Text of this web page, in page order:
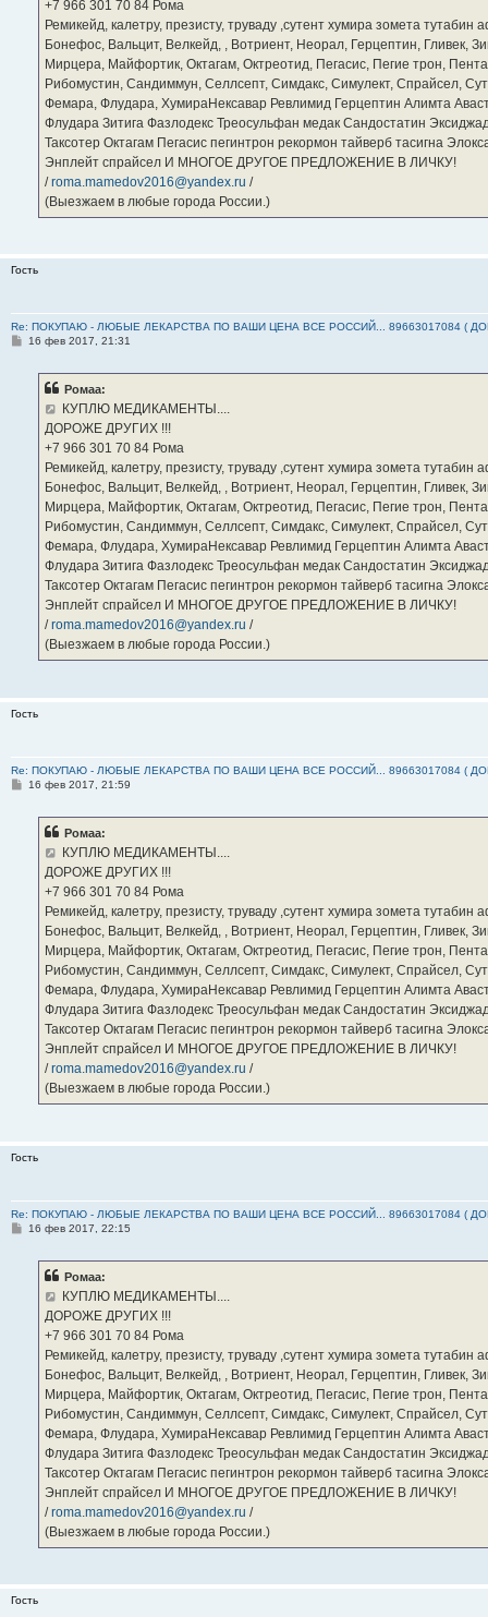
‪+7 966 301 70 84‬ Рома
Ремикейд, калетру, презисту, труваду ,сутент хумира зомета
Бонефос, Вальцит, Велкейд, , Вотриент, Неорал, Герцептин, Гливек,
Мирцера, Майфортик, Октагам, Октреотид, Пегасис, Пегие трон,
Рибомустин, Сандиммун, Селлсепт, Симдакс, Симулект, Спрайсел,
Фемара, Флудара, ХумираНексавар Ревлимид Герцептин Алимта
Флудара Зитига Фазлодекс Треосульфан медак Сандостатин
Таксотер Октагам Пегасис пегинтрон рекормон тайверб тасигна
Энплейт спрайсел И МНОГОЕ ДРУГОЕ ПРЕДЛОЖЕНИЕ В ЛИЧКУ!
/roma.mamedov2016@yandex.ru /
(Выезжаем в любые города России.)
Гость
Re: ПОКУПАЮ - ЛЮБЫЕ ЛЕКАРСТВА ПО ВАШИ ЦЕНА ВСЕ РОССИЙ... 89663017084 (
С16 фев 2017, 21:31
Ромаа:
КУПЛЮ МЕДИКАМЕНТЫ....
ДОРОЖЕ ДРУГИХ !!!
‪+7 966 301 70 84‬ Рома
Ремикейд, калетру, презисту, труваду ,сутент хумира зомета
Бонефос, Вальцит, Велкейд, , Вотриент, Неорал, Герцептин, Гливек,
Мирцера, Майфортик, Октагам, Октреотид, Пегасис, Пегие трон,
Рибомустин, Сандиммун, Селлсепт, Симдакс, Симулект, Спрайсел,
Фемара, Флудара, ХумираНексавар Ревлимид Герцептин Алимта
Флудара Зитига Фазлодекс Треосульфан медак Сандостатин
Таксотер Октагам Пегасис пегинтрон рекормон тайверб тасигна
Энплейт спрайсел И МНОГОЕ ДРУГОЕ ПРЕДЛОЖЕНИЕ В ЛИЧКУ!
/roma.mamedov2016@yandex.ru /
(Выезжаем в любые города России.)
Гость
Re: ПОКУПАЮ - ЛЮБЫЕ ЛЕКАРСТВА ПО ВАШИ ЦЕНА ВСЕ РОССИЙ... 89663017084 (
С16 фев 2017, 21:59
Ромаа:
КУПЛЮ МЕДИКАМЕНТЫ....
ДОРОЖЕ ДРУГИХ !!!
‪+7 966 301 70 84‬ Рома
Ремикейд, калетру, презисту, труваду ,сутент хумира зомета
Бонефос, Вальцит, Велкейд, , Вотриент, Неорал, Герцептин, Гливек,
Мирцера, Майфортик, Октагам, Октреотид, Пегасис, Пегие трон,
Рибомустин, Сандиммун, Селлсепт, Симдакс, Симулект, Спрайсел,
Фемара, Флудара, ХумираНексавар Ревлимид Герцептин Алимта
Флудара Зитига Фазлодекс Треосульфан медак Сандостатин
Таксотер Октагам Пегасис пегинтрон рекормон тайверб тасигна
Энплейт спрайсел И МНОГОЕ ДРУГОЕ ПРЕДЛОЖЕНИЕ В ЛИЧКУ!
/roma.mamedov2016@yandex.ru /
(Выезжаем в любые города России.)
Гость
Re: ПОКУПАЮ - ЛЮБЫЕ ЛЕКАРСТВА ПО ВАШИ ЦЕНА ВСЕ РОССИЙ... 89663017084 (
С16 фев 2017, 22:15
Ромаа:
КУПЛЮ МЕДИКАМЕНТЫ....
ДОРОЖЕ ДРУГИХ !!!
‪+7 966 301 70 84‬ Рома
Ремикейд, калетру, презисту, труваду ,сутент хумира зомета
Бонефос, Вальцит, Велкейд, , Вотриент, Неорал, Герцептин, Гливек,
Мирцера, Майфортик, Октагам, Октреотид, Пегасис, Пегие трон,
Рибомустин, Сандиммун, Селлсепт, Симдакс, Симулект, Спрайсел,
Фемара, Флудара, ХумираНексавар Ревлимид Герцептин Алимта
Флудара Зитига Фазлодекс Треосульфан медак Сандостатин
Таксотер Октагам Пегасис пегинтрон рекормон тайверб тасигна
Энплейт спрайсел И МНОГОЕ ДРУГОЕ ПРЕДЛОЖЕНИЕ В ЛИЧКУ!
/roma.mamedov2016@yandex.ru /
(Выезжаем в любые города России.)
Гость